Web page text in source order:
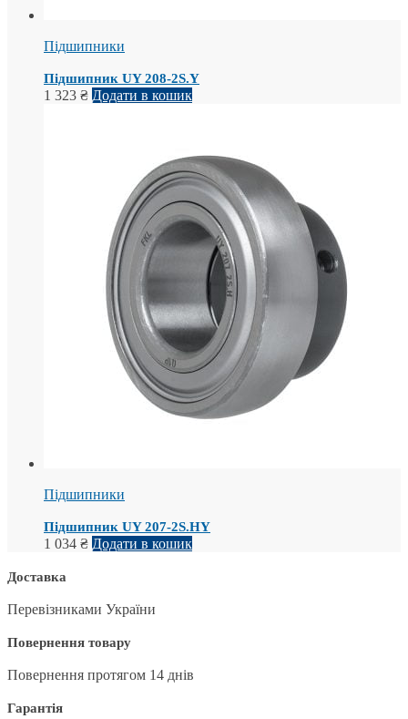
Підшипники
Підшипник UY 208-2S.Y
1 323 ₴ Додати в кошик
Підшипники
Підшипник UY 207-2S.HY
1 034 ₴ Додати в кошик
Доставка
Перевізниками України
Повернення товару
Повернення протягом 14 днів
Гарантія